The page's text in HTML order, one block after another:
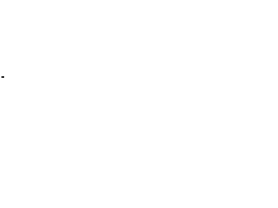
.